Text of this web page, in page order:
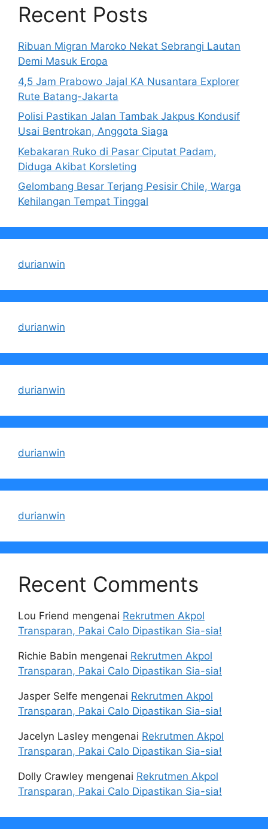
Recent Posts
Ribuan Migran Maroko Nekat Sebrangi Lautan
Demi Masuk Eropa
4,5 Jam Prabowo Jajal KA Nusantara Explorer
Rute Batang-Jakarta
Polisi Pastikan Jalan Tambak Jakpus Kondusif
Usai Bentrokan, Anggota Siaga
Kebakaran Ruko di Pasar Ciputat Padam,
Diduga Akibat Korsleting
Gelombang Besar Terjang Pesisir Chile, Warga
Kehilangan Tempat Tinggal
durianwin
durianwin
durianwin
durianwin
durianwin
Recent Comments
Lou Friend mengenai Rekrutmen Akpol
Transparan, Pakai Calo Dipastikan Sia-sia!
Richie Babin mengenai Rekrutmen Akpol
Transparan, Pakai Calo Dipastikan Sia-sia!
Jasper Selfe mengenai Rekrutmen Akpol
Transparan, Pakai Calo Dipastikan Sia-sia!
Jacelyn Lasley mengenai Rekrutmen Akpol
Transparan, Pakai Calo Dipastikan Sia-sia!
Dolly Crawley mengenai Rekrutmen Akpol
Transparan, Pakai Calo Dipastikan Sia-sia!